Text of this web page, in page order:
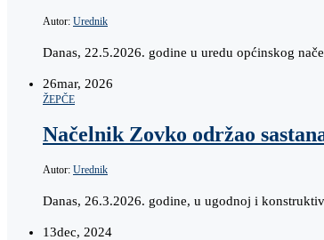
Autor: Urednik
Danas, 22.5.2026. godine u uredu općinskog
26mar, 2026
ŽEPČE
Načelnik Zovko održao
Autor: Urednik
Danas, 26.3.2026. godine, u ugodnoj i
13dec, 2024